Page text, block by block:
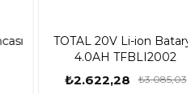
TOTAL 20V Li-ion Batarya
4.0AH TFBLI2002
₺2.622,28 ₺3.085,03